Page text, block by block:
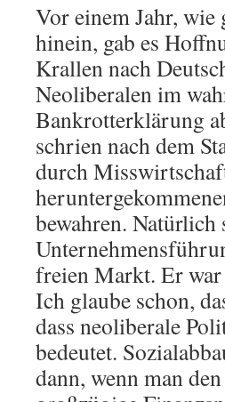
Vor einem Jahr, wie
hinein, gab es
Krallen nach
Neoliberalen im
Bankrotterklärung
schrien nach dem
durch
bewahren.
freien Markt. Er war
Ich glaube schon,
dass neoliberale
bedeutet.
dann, wenn man